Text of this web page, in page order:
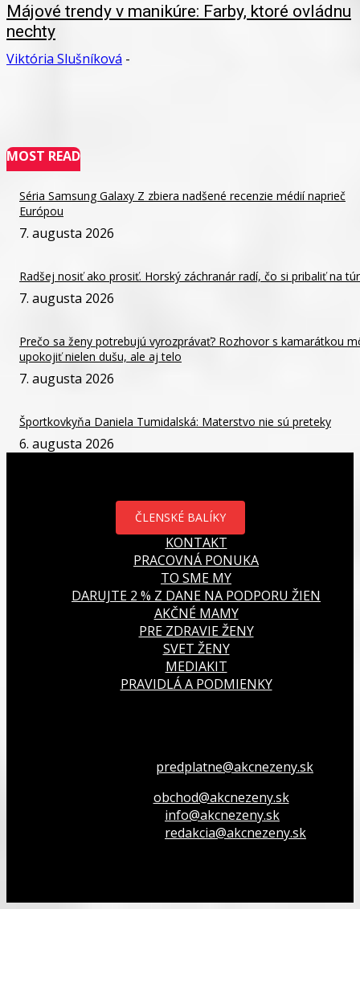
Májové trendy v manikúre: Farby, ktoré ovládnu
nechty
Viktória Slušníková -
MOST READ
Séria Samsung Galaxy Z zbiera nadšené recenzie médií naprieč
Európou
7. augusta 2026
Radšej nosiť ako prosiť. Horský záchranár radí, čo si pribaliť na
7. augusta 2026
Prečo sa ženy potrebujú vyrozprávať? Rozhovor s kamarátkou
upokojiť nielen dušu, ale aj telo
7. augusta 2026
Športkovkyňa Daniela Tumidalská: Materstvo nie sú preteky
6. augusta 2026
ČLENSKÉ BALÍKY
KONTAKT
PRACOVNÁ PONUKA
TO SME MY
DARUJTE 2 % Z DANE NA PODPORU ŽIEN
AKČNÉ MAMY
PRE ZDRAVIE ŽENY
SVET ŽENY
MEDIAKIT
PRAVIDLÁ A PODMIENKY
predplatne@akcnezeny.sk
obchod@akcnezeny.sk
info@akcnezeny.sk
redakcia@akcnezeny.sk